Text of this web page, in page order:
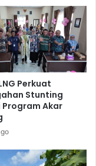
Agung Purwadi
kegiatan ini
para anggota
banyak
dibantu.
Perkuat
Stunting
Program Akar